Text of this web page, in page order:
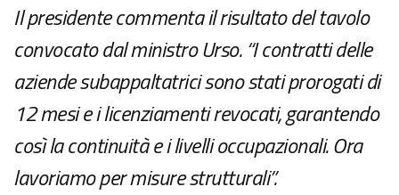
Il presidente commenta il risultato del tavolo
convocato dal ministro Urso. “I contratti delle
aziende subappaltatrici sono stati prorogati di
12 mesi e i licenziamenti revocati, garantendo
così la continuità e i livelli occupazionali. Ora
lavoriamo per misure strutturali”.